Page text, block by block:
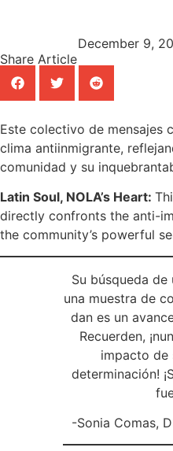
December 9,
Share Article
Este colectivo de mensajes
clima antiinmigrante,
comunidad y su
Latin Soul, NOLA’s Heart:
directly confronts the anti-
the community’s powerful
Su búsqueda
una muestra de
dan es un
Recuerden,
impacto de
determinación!
-Sonia Comas,